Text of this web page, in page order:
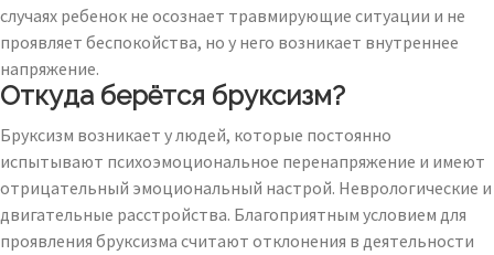
случаях ребенок не осознает травмирующие ситуации и не
проявляет беспокойства, но у него возникает внутреннее
напряжение.
Откуда берётся бруксизм?
Бруксизм возникает у людей, которые постоянно
испытывают психоэмоциональное перенапряжение и имеют
отрицательный эмоциональный настрой. Неврологические и
двигательные расстройства. Благоприятным условием для
проявления бруксизма считают отклонения в деятельности